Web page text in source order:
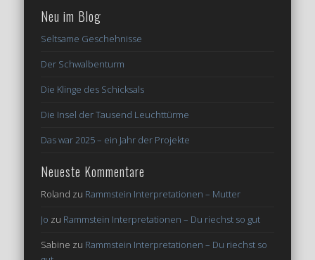
Neu im Blog
Seltsame Geschehnisse
Der Schwalbenturm
Die Klinge des Schicksals
Die Insel der Tausend Leuchttürme
Das war 2025 – ein Jahr der Projekte
Neueste Kommentare
Roland zu Rammstein Interpretationen – Mutter
Jo zu Rammstein Interpretationen – Du riechst so gut
Sabine zu Rammstein Interpretationen – Du riechst so